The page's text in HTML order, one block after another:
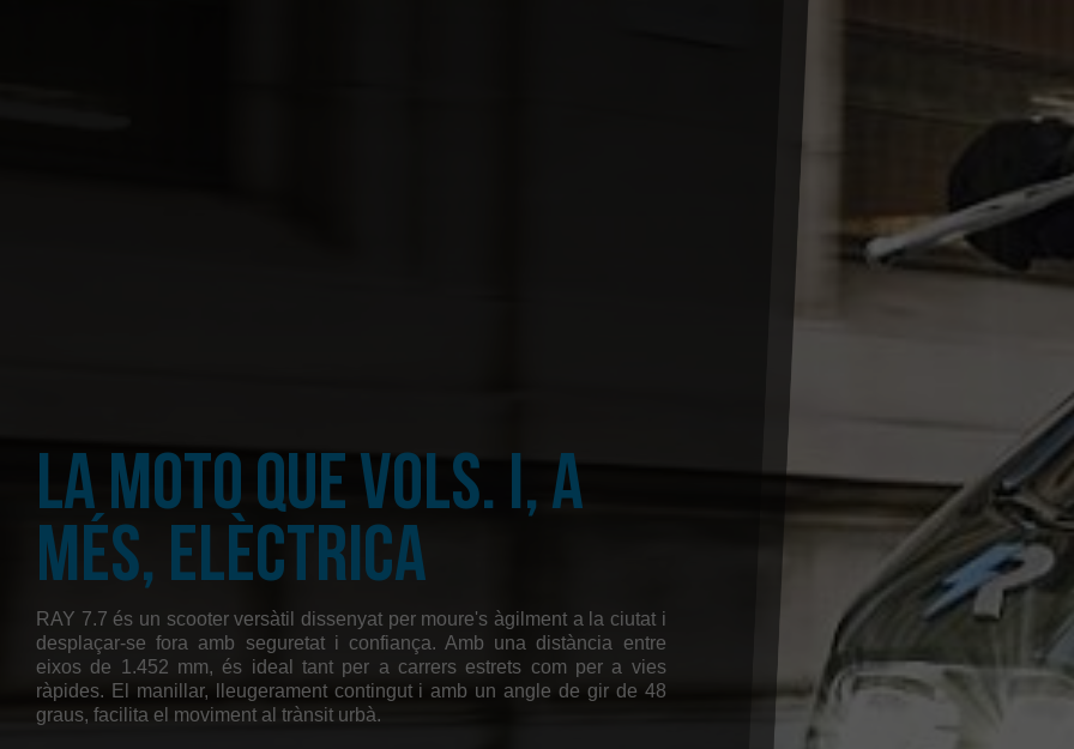
La moto que vols. I, a
més, elèctrica
RAY 7.7 és un scooter versàtil dissenyat per moure's àgilment a la ciutat i
desplaçar-se fora amb seguretat i confiança. Amb una distància entre
eixos de 1.452 mm, és ideal tant per a carrers estrets com per a vies
ràpides. El manillar, lleugerament contingut i amb un angle de gir de 48
graus, facilita el moviment al trànsit urbà.